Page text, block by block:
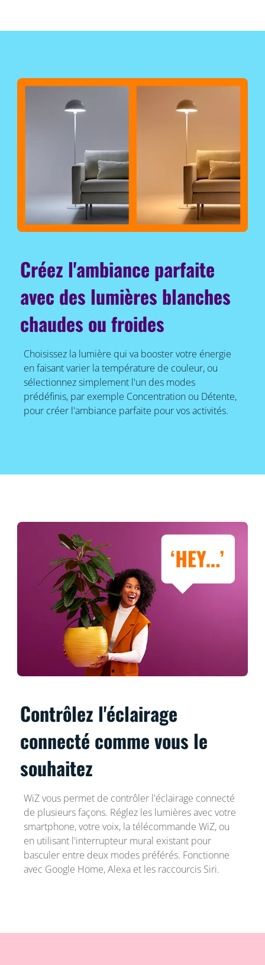
Créez l'ambiance parfaite
avec des lumières blanches
chaudes ou froides
Choisissez la lumière qui va booster votre énergie
en faisant varier la température de couleur, ou
sélectionnez simplement l'un des modes
prédéfinis, par exemple Concentration ou Détente,
pour créer l'ambiance parfaite pour vos activités.
Contrôlez l'éclairage
connecté comme vous le
souhaitez
WiZ vous permet de contrôler l'éclairage connecté
de plusieurs façons. Réglez les lumières avec votre
smartphone, votre voix, la télécommande WiZ, ou
en utilisant l'interrupteur mural existant pour
basculer entre deux modes préférés. Fonctionne
avec Google Home, Alexa et les raccourcis Siri.